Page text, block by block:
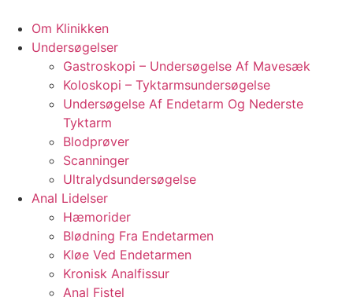
indhold
Om Klinikken
Undersøgelser
Gastroskopi – Undersøgelse Af Mavesæk
Koloskopi – Tyktarmsundersøgelse
Undersøgelse Af Endetarm Og Nederste
Tyktarm
Blodprøver
Scanninger
Ultralydsundersøgelse
Anal Lidelser
Hæmorider
Blødning Fra Endetarmen
Kløe Ved Endetarmen
Kronisk Analfissur
Anal Fistel